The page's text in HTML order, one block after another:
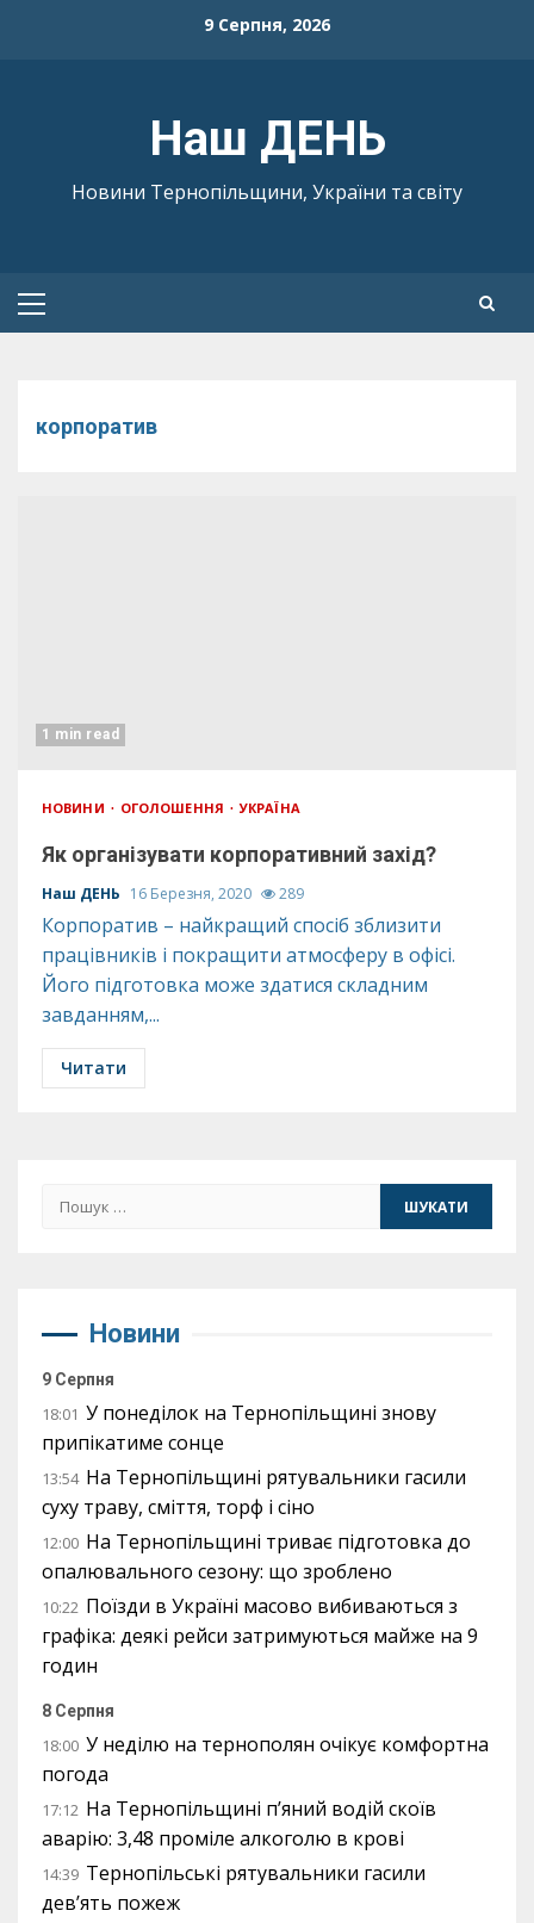
9 Серпня, 2026
Наш ДЕНЬ
Новини Тернопільщини, України та світу
Primary
корпоратив
1 min read
НОВИНИ ОГОЛОШЕННЯ УКРАЇНА
Як організувати корпоративний захід?
Наш ДЕНЬ 16 Березня, 2020 289
Корпоратив – найкращий спосіб зблизити
працівників і покращити атмосферу в офісі.
Його підготовка може здатися складним
завданням,...
Читати
Пошук:
Новини
9 Серпня
18:01 У понеділок на Тернопільщині знову
припікатиме сонце
13:54 На Тернопільщині рятувальники гасили
суху траву, сміття, торф і сіно
12:00 На Тернопільщині триває підготовка до
опалювального сезону: що зроблено
10:22 Поїзди в Україні масово вибиваються з
графіка: деякі рейси затримуються майже на 9
годин
8 Серпня
18:00 У неділю на тернополян очікує комфортна
погода
17:12 На Тернопільщині п’яний водій скоїв
аварію: 3,48 проміле алкоголю в крові
14:39 Тернопільські рятувальники гасили
дев’ять пожеж